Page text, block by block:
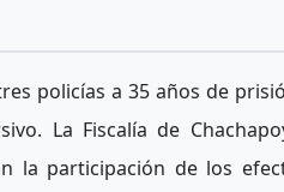
policías a 35 años de
La Fiscalía de
la participación de los